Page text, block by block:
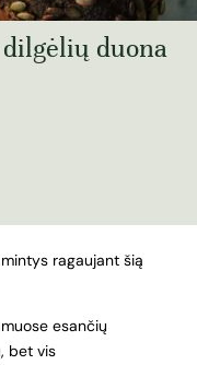
duona
ragaujant šią
esančių
bet vis